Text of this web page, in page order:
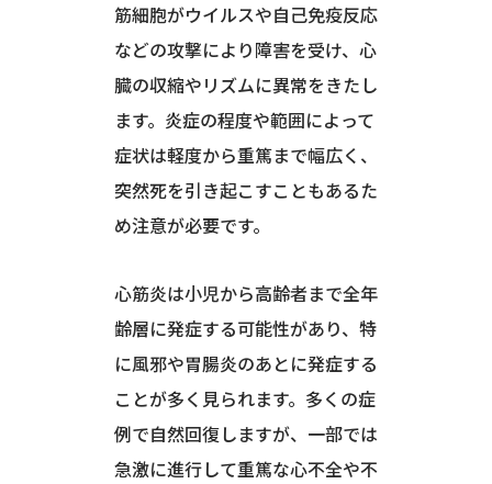
筋細胞がウイルスや自己免疫反応
などの攻撃により障害を受け、心
臓の収縮やリズムに異常をきたし
ます。炎症の程度や範囲によって
症状は軽度から重篤まで幅広く、
突然死を引き起こすこともあるた
め注意が必要です。
心筋炎は小児から高齢者まで全年
齢層に発症する可能性があり、特
に風邪や胃腸炎のあとに発症する
ことが多く見られます。多くの症
例で自然回復しますが、一部では
急激に進行して重篤な心不全や不